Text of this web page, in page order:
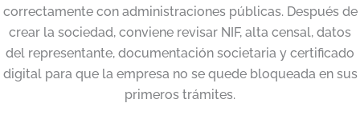
correctamente con administraciones públicas. Después de
crear la sociedad, conviene revisar NIF, alta censal, datos
del representante, documentación societaria y certificado
digital para que la empresa no se quede bloqueada en sus
primeros trámites.